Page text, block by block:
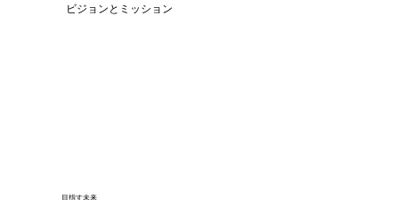
ビジョンとミッション
目指す未来